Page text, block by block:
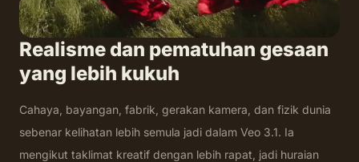
Realisme dan pematuhan gesaan
yang lebih kukuh
Cahaya, bayangan, fabrik, gerakan kamera, dan fizik dunia
sebenar kelihatan lebih semula jadi dalam Veo 3.1. Ia
mengikut taklimat kreatif dengan lebih rapat, jadi huraian